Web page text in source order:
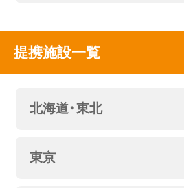
提携施設一覧
北海道・東北
東京